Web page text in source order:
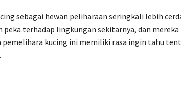
sebagai hewan peliharaan seringkali lebih
terhadap lingkungan sekitarnya, dan mereka
kucing ini memiliki rasa ingin tahu